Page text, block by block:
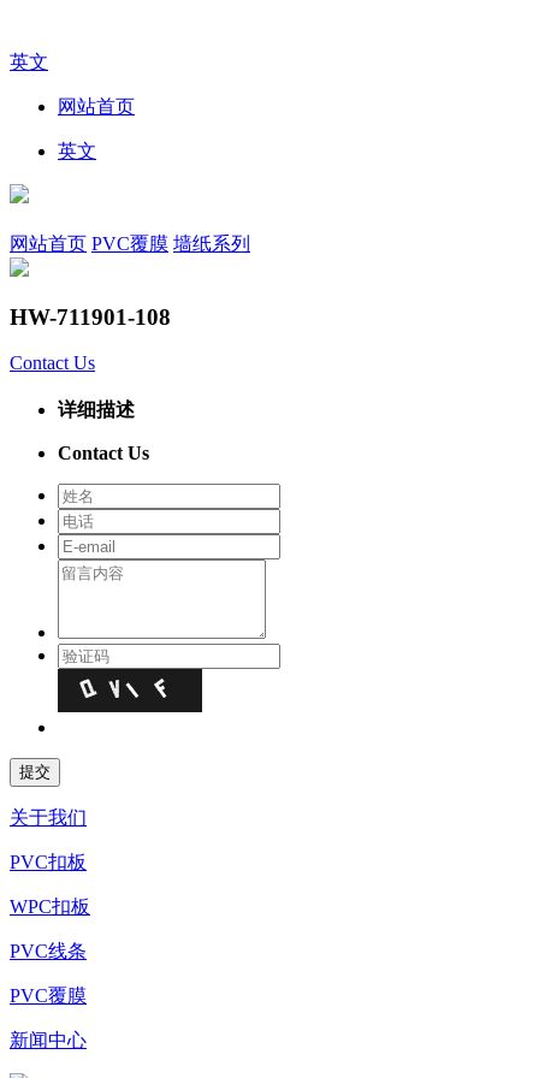
英文
网站首页
英文
网站首页 PVC覆膜 墙纸系列
HW-711901-108
Contact Us
详细描述
Contact Us
关于我们
PVC扣板
WPC扣板
PVC线条
PVC覆膜
新闻中心